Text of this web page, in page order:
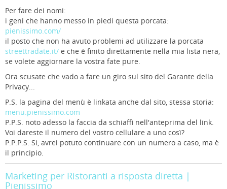
Per fare dei nomi:
i geni che hanno messo in piedi questa porcata:
pienissimo.com/
il posto che non ha avuto problemi ad utilizzare la porcata
streettradate.it/ e che è finito direttamente nella mia lista nera,
se volete aggiornare la vostra fate pure.
Ora scusate che vado a fare un giro sul sito del Garante della
Privacy...
P.S. la pagina del menù è linkata anche dal sito, stessa storia:
menu.pienissimo.com
P.P.S. noto adesso la faccia da schiaffi nell'anteprima del link.
Voi dareste il numero del vostro cellulare a uno così?
P.P.P.S. Si, avrei potuto continuare con un numero a caso, ma è
il principio.
Marketing per Ristoranti a risposta diretta |
Pienissimo